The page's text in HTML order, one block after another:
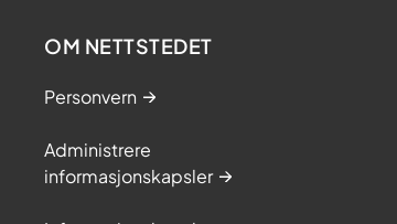
OM NETTSTEDET
Personvern
Administrere
informasjonskapsler